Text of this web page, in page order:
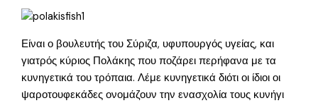
Είναι ο βουλευτής του Σύριζα, υφυπουργός υγείας, και
γιατρός κύριος Πολάκης που ποζάρει περήφανα με τα
κυνηγετικά του τρόπαια. Λέμε κυνηγετικά διότι οι ίδιοι οι
ψαροτουφεκάδες ονομάζουν την ενασχολία τους κυνήγι